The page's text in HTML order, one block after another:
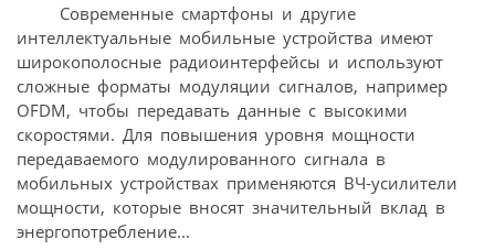
Современные смартфоны и другие
интеллектуальные мобильные устройства имеют
широкополосные радиоинтерфейсы и используют
сложные форматы модуляции сигналов, например
OFDM, чтобы передавать данные с высокими
скоростями. Для повышения уровня мощности
передаваемого модулированного сигнала в
мобильных устройствах применяются ВЧ-усилители
мощности, которые вносят значительный вклад в
энергопотребление...